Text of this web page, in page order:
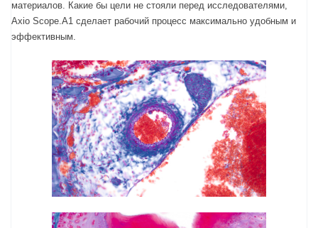
материалов. Какие бы цели не стояли перед исследователями,
Axio Scope.A1 сделает рабочий процесс максимально удобным и
эффективным.